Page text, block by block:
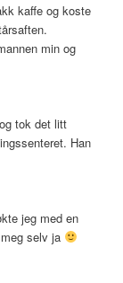
kaffe og koste
min og
tok det litt
Han
jeg med en
selv ja